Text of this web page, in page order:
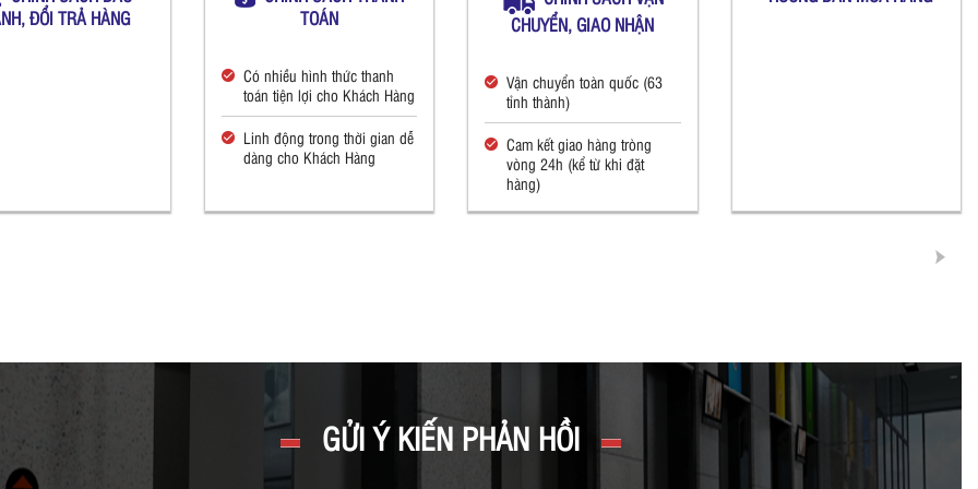
ĐỔI TRẢ HÀNG
TOÁN
Có nhiều hình thức thanh
toán tiện lợi cho Khách Hàng
Linh động trong thời gian dễ
dàng cho Khách Hàng
CHUYỂN, GIAO NHẬN
Vận chuyển toàn quốc (63
tỉnh thành)
Cam kết giao hàng tròng
vòng 24h (kể từ khi đặt
hàng)
GỬI Ý KIẾN PHẢN HỒI